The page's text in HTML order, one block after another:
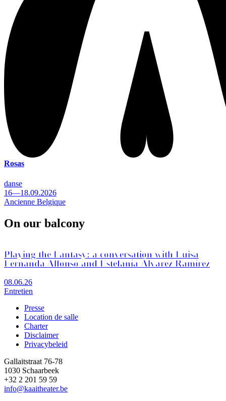
Rosas
danse
16—18.09.2026
Ancienne Belgique
On our balcony
Playing the Fantasy: a conversation with Luisa
Fernanda Alfonso and Estefanía Álvarez Ramírez
08.06.26
Entretien
Footer
Presse
Location de salle
Charter
Disclaimer
Privacybeleid
Gallaitstraat 76-78
1030 Schaarbeek
+32 2 201 59 59
info@kaaitheater.be